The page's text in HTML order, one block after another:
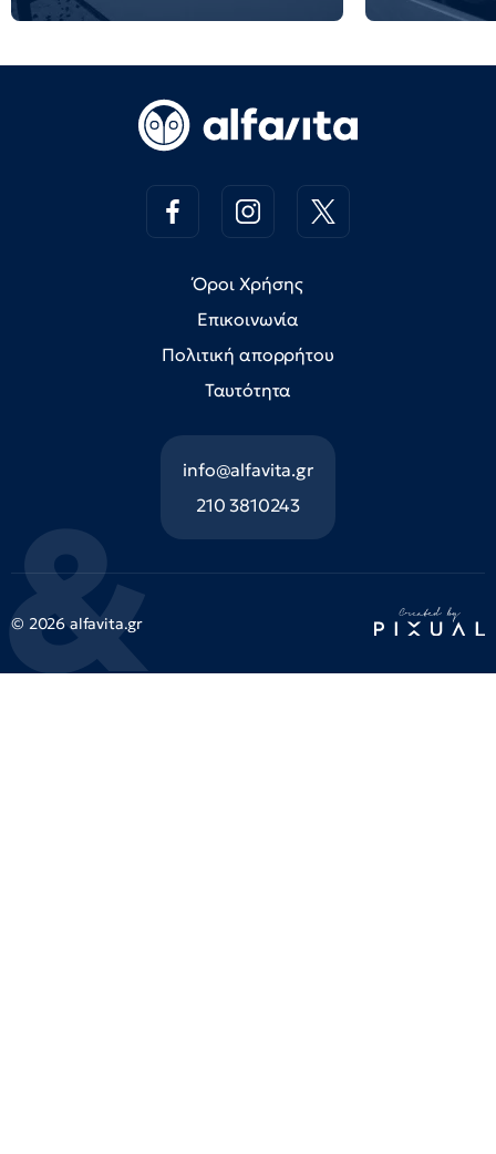
Όροι Χρήσης
Επικοινωνία
Πολιτική απορρήτου
Ταυτότητα
info@alfavita.gr
210 3810243
© 2026 alfavita.gr